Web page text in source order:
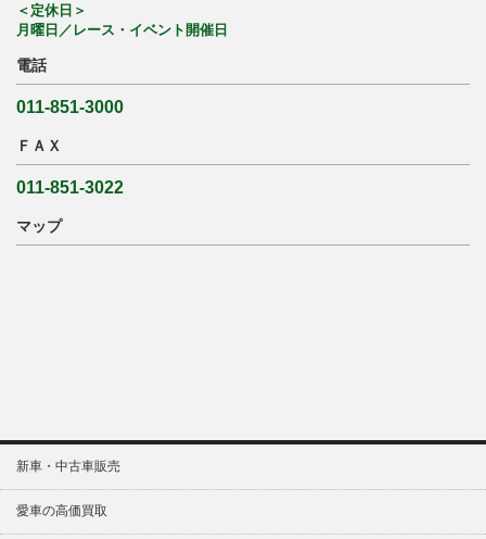
＜定休日＞
月曜日／レース・イベント開催日
電話
011-851-3000
ＦＡＸ
011-851-3022
マップ
新車・中古車販売
愛車の高価買取